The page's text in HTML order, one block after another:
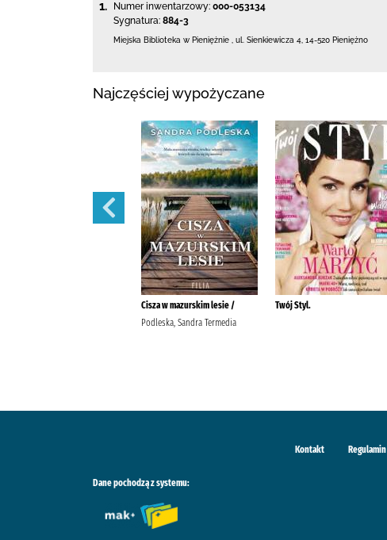
1. Numer inwentarzowy: 000-053134
Sygnatura: 884-3
Miejska Biblioteka w Pieniężnie ul. Sienkiewicza 4 14-520 Pieniężno
Najczęściej wypożyczane
Cisza w mazurskim lesie /
Podleska, Sandra Termedia
Twój Styl.
Kontakt Regulamin
Dane pochodzą z systemu: